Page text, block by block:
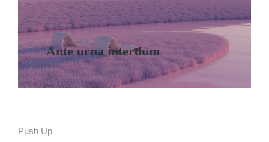
Ante urna interdum
Push Up